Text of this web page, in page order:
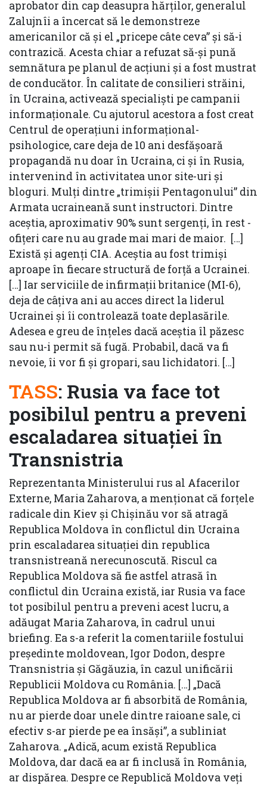
aprobator din cap deasupra hărților, generalul
Zalujnîi a încercat să le demonstreze
americanilor că și el „pricepe câte ceva” și să-i
contrazică. Acesta chiar a refuzat să-și pună
semnătura pe planul de acțiuni și a fost mustrat
de conducător. În calitate de consilieri străini,
în Ucraina, activează specialiști pe campanii
informaționale. Cu ajutorul acestora a fost creat
Centrul de operațiuni informațional-
psihologice, care deja de 10 ani desfășoară
propagandă nu doar în Ucraina, ci și în Rusia,
intervenind în activitatea unor site-uri și
bloguri. Mulți dintre „trimișii Pentagonului” din
Armata ucraineană sunt instructori. Dintre
aceștia, aproximativ 90% sunt sergenți, în rest -
ofițeri care nu au grade mai mari de maior. […]
Există și agenți CIA. Aceștia au fost trimiși
aproape în fiecare structură de forță a Ucrainei.
[…] Iar serviciile de infirmații britanice (MI-6),
deja de câțiva ani au acces direct la liderul
Ucrainei și îi controlează toate deplasările.
Adesea e greu de înțeles dacă aceștia îl păzesc
sau nu-i permit să fugă. Probabil, dacă va fi
nevoie, îi vor fi și gropari, sau lichidatori. […]
TASS: Rusia va face tot
posibilul pentru a preveni
escaladarea situației în
Transnistria
Reprezentanta Ministerului rus al Afacerilor
Externe, Maria Zaharova, a menționat că forțele
radicale din Kiev şi Chișinău vor să atragă
Republica Moldova în conflictul din Ucraina
prin escaladarea situației din republica
transnistreană nerecunoscută. Riscul ca
Republica Moldova să fie astfel atrasă în
conflictul din Ucraina există, iar Rusia va face
tot posibilul pentru a preveni acest lucru, a
adăugat Maria Zaharova, în cadrul unui
briefing. Ea s-a referit la comentariile fostului
președinte moldovean, Igor Dodon, despre
Transnistria şi Găgăuzia, în cazul unificării
Republicii Moldova cu România. […] „Dacă
Republica Moldova ar fi absorbită de România,
nu ar pierde doar unele dintre raioane sale, ci
efectiv s-ar pierde pe ea însăși”, a subliniat
Zaharova. „Adică, acum există Republica
Moldova, dar dacă ea ar fi inclusă în România,
ar dispărea. Despre ce Republică Moldova veți